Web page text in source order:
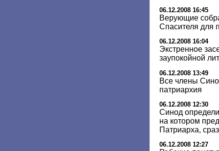
06.12.2008 16:45
Верующие
Спасителя для
06.12.2008 16:04
Экстренное
заупокойной
06.12.2008 13:49
Все члены
патриархия
06.12.2008 12:30
Синод
на котором
Патриарха,
06.12.2008 12:27